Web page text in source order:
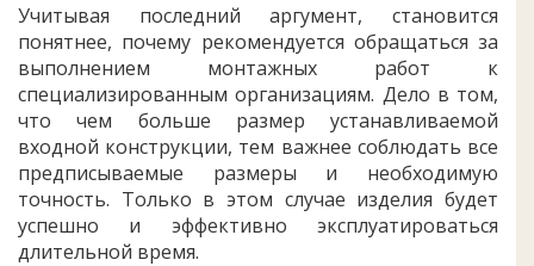
Учитывая последний аргумент, становится
понятнее, почему рекомендуется обращаться за
выполнением монтажных работ к
специализированным организациям. Дело в том,
что чем больше размер устанавливаемой
входной конструкции, тем важнее соблюдать все
предписываемые размеры и необходимую
точность. Только в этом случае изделия будет
успешно и эффективно эксплуатироваться
длительной время.